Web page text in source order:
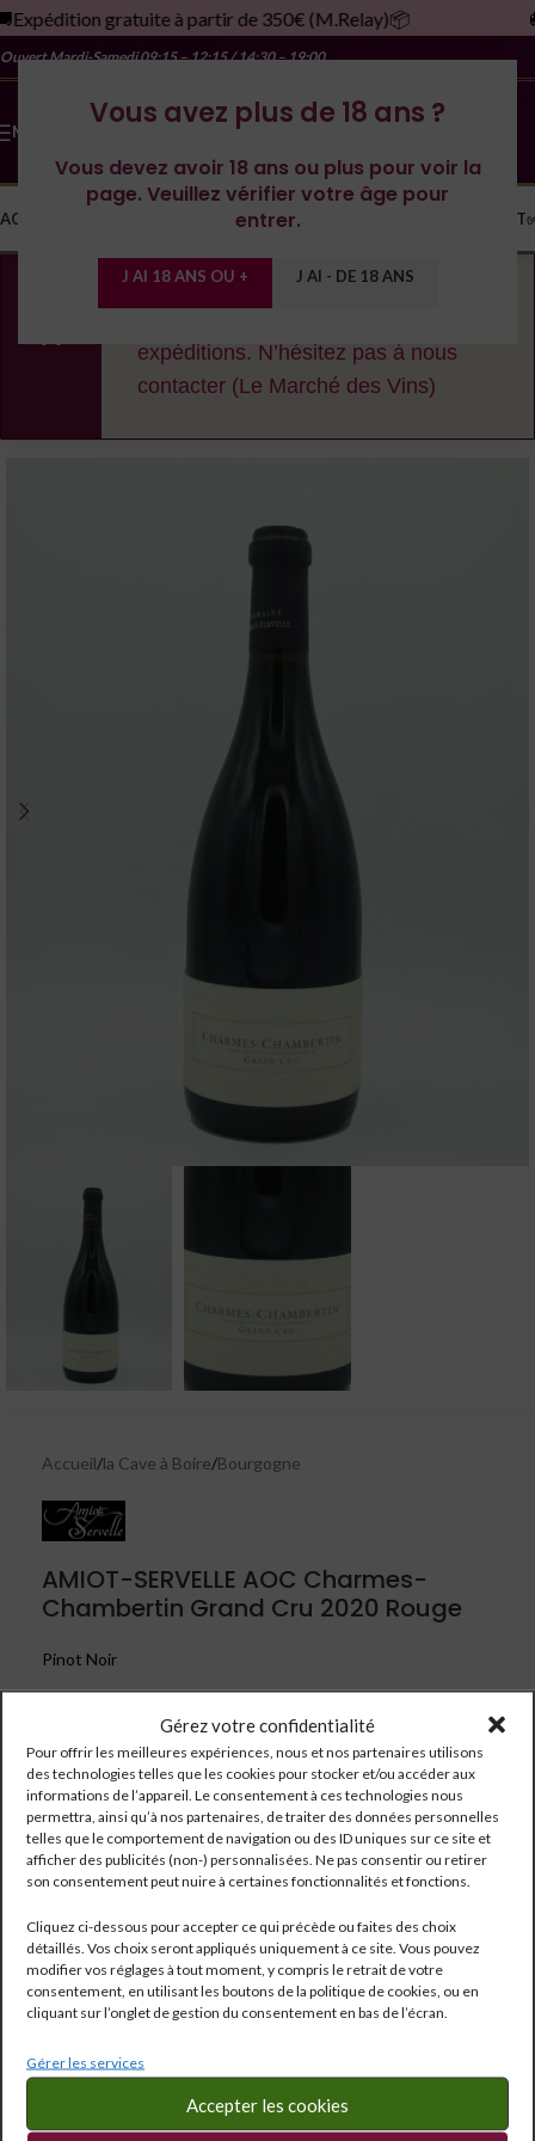
Vous avez plus de 18 ans ?
Vous devez avoir 18 ans ou plus pour voir la
page. Veuillez vérifier votre âge pour
entrer.
J AI 18 ANS OU + J AI - DE 18 ANS
Gérez votre confidentialité
Pour offrir les meilleures expériences, nous et nos partenaires utilisons
des technologies telles que les cookies pour stocker et/ou accéder aux
informations de l’appareil. Le consentement à ces technologies nous
permettra, ainsi qu’à nos partenaires, de traiter des données personnelles
telles que le comportement de navigation ou des ID uniques sur ce site et
afficher des publicités (non-) personnalisées. Ne pas consentir ou retirer
son consentement peut nuire à certaines fonctionnalités et fonctions.
Cliquez ci-dessous pour accepter ce qui précède ou faites des choix
détaillés. Vos choix seront appliqués uniquement à ce site. Vous pouvez
modifier vos réglages à tout moment, y compris le retrait de votre
consentement, en utilisant les boutons de la politique de cookies, ou en
cliquant sur l’onglet de gestion du consentement en bas de l’écran.
Gérer les services
Accepter les cookies
gratuite à partir de 350€ (M.Relay)📦
Ouvert Mardi-Samedi09:15 – 12:15 / 14:30 – 19:00
MENU
ACCUEIL LES DOMAINESYONNE CONTACT
En cas de fortes chaleurs, nous nous
expéditions. N’hésitez pas à nous
contacter (Le Marché des Vins)
Accueil/la Cave à Boire/Bourgogne
AMIOT-SERVELLE AOC Charmes-
Chambertin Grand Cru 2020 Rouge
Pinot Noir
Catégorie :Bourgogne
Partagé